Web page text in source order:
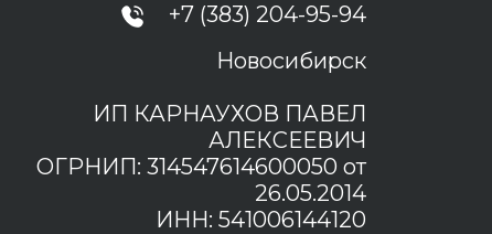
+7 (383) 204-95-94
Новосибирск
ИП КАРНАУХОВ ПАВЕЛ
АЛЕКСЕЕВИЧ
ОГРНИП: 314547614600050 от
26.05.2014
ИНН: 541006144120